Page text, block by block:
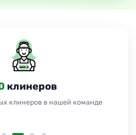
клинеров
клинеров в нашей команде